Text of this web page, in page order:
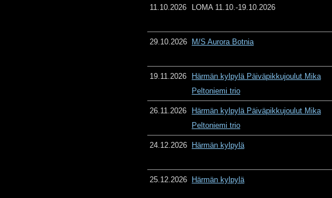
11.10.2026 LOMA 11.10.-19.10.2026
29.10.2026 M/S Aurora Botnia
19.11.2026
Härmän kylpylä Päiväpikkujoulut Mika
Peltoniemi trio
26.11.2026
Härmän kylpylä Päiväpikkujoulut Mika
Peltoniemi trio
24.12.2026 Härmän kylpylä
25.12.2026 Härmän kylpylä